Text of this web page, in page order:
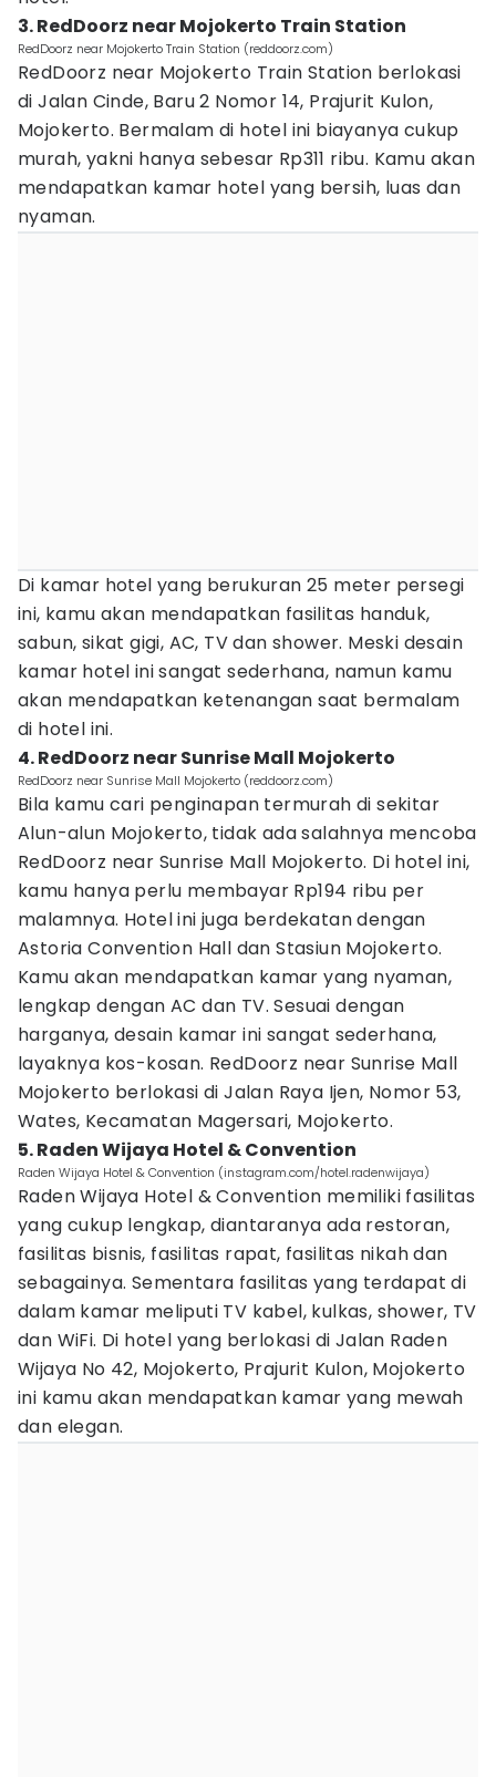
3. RedDoorz near Mojokerto Train Station
RedDoorz near Mojokerto Train Station (reddoorz.com)
RedDoorz near Mojokerto Train Station berlokasi
di Jalan Cinde, Baru 2 Nomor 14, Prajurit Kulon,
Mojokerto. Bermalam di hotel ini biayanya cukup
murah, yakni hanya sebesar Rp311 ribu. Kamu akan
mendapatkan kamar hotel yang bersih, luas dan
nyaman.
Di kamar hotel yang berukuran 25 meter persegi
ini, kamu akan mendapatkan fasilitas handuk,
sabun, sikat gigi, AC, TV dan shower. Meski desain
kamar hotel ini sangat sederhana, namun kamu
akan mendapatkan ketenangan saat bermalam
di hotel ini.
4. RedDoorz near Sunrise Mall Mojokerto
RedDoorz near Sunrise Mall Mojokerto (reddoorz.com)
Bila kamu cari penginapan termurah di sekitar
Alun-alun Mojokerto, tidak ada salahnya mencoba
RedDoorz near Sunrise Mall Mojokerto. Di hotel ini,
kamu hanya perlu membayar Rp194 ribu per
malamnya. Hotel ini juga berdekatan dengan
Astoria Convention Hall dan Stasiun Mojokerto.
Kamu akan mendapatkan kamar yang nyaman,
lengkap dengan AC dan TV. Sesuai dengan
harganya, desain kamar ini sangat sederhana,
layaknya kos-kosan. RedDoorz near Sunrise Mall
Mojokerto berlokasi di Jalan Raya Ijen, Nomor 53,
Wates, Kecamatan Magersari, Mojokerto.
5. Raden Wijaya Hotel & Convention
Raden Wijaya Hotel & Convention (instagram.com/hotel.radenwijaya)
Raden Wijaya Hotel & Convention memiliki fasilitas
yang cukup lengkap, diantaranya ada restoran,
fasilitas bisnis, fasilitas rapat, fasilitas nikah dan
sebagainya. Sementara fasilitas yang terdapat di
dalam kamar meliputi TV kabel, kulkas, shower, TV
dan WiFi. Di hotel yang berlokasi di Jalan Raden
Wijaya No 42, Mojokerto, Prajurit Kulon, Mojokerto
ini kamu akan mendapatkan kamar yang mewah
dan elegan.